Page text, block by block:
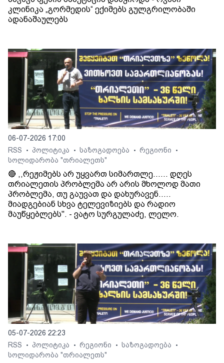
კლინიკა „გორმედის“ ექიმებს გულგრილობაში
ადანაშაულებს
06-07-2026 17:00
RSS
• პოლიტიკა • საზოგადოება • რეგიონი •
სოლიდარობა "თრიალეთს"
🔴 ,,რეჟიმებს არ უყვართ სიმართლე...... დღეს
თრიალეთის პრობლემა არ არის მხოლოდ მათი
პრობლემა, თუ გაუვათ და დახურავენ.....
მიადგებიან სხვა ტელევიზიებს და რადიო
მაუწყებლებს". - ვატო სურგულაძე, ლელო.
05-07-2026 22:23
RSS
• პოლიტიკა • რეგიონი • საზოგადოება •
სოლიდარობა "თრიალეთს"